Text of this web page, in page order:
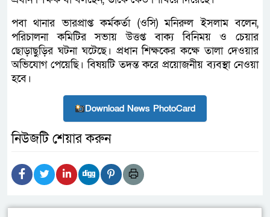
পবা থানার ভারপ্রাপ্ত কর্মকর্তা (ওসি) মনিরুল ইসলাম বলেন,
পরিচালনা কমিটির সভায় উত্তপ্ত বাক্য বিনিময় ও চেয়ার
ছোড়াছুড়ির ঘটনা ঘটেছে। প্রধান শিক্ষকের কক্ষে তালা দেওয়ার
অভিযোগ পেয়েছি। বিষয়টি তদন্ত করে প্রয়োজনীয় ব্যবস্থা নেওয়া
হবে।
Download News PhotoCard
নিউজটি শেয়ার করুন